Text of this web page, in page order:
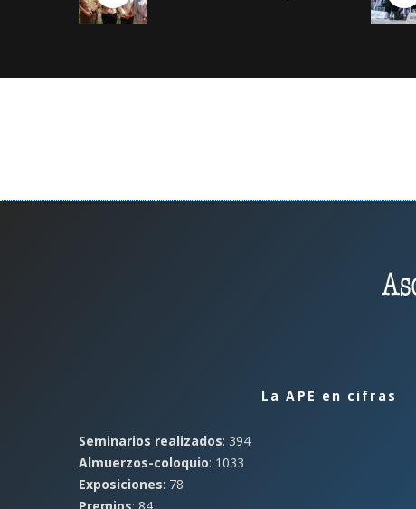
La APE en cifras
Seminarios realizados: 394
Almuerzos-coloquio: 1033
Exposiciones: 78